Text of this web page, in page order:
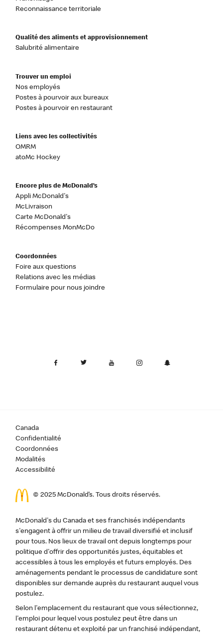
Reconnaissance territoriale
Qualité des aliments et approvisionnement
Salubrité alimentaire
Trouver un emploi
Nos employés
Postes à pourvoir aux bureaux
Postes à pourvoir en restaurant
Liens avec les collectivités
OMRM
atoMc Hockey
Encore plus de McDonald’s
Appli McDonald's
McLivraison
Carte McDonald's
Récompenses MonMcDo
Coordonnées
Foire aux questions
Relations avec les médias
Formulaire pour nous joindre
Canada
Confidentialité
Coordonnées
Modalités
Accessibilité
© 2025 McDonald’s. Tous droits réservés.
McDonald's du Canada et ses franchisés indépendants
s'engagent à offrir un milieu de travail diversifié et inclusif
pour tous. Nos lieux de travail ont depuis longtemps pour
politique d'offrir des opportunités justes, équitables et
accessibles à tous les employés et futurs employés. Des
aménagements pendant le processus de candidature sont
disponibles sur demande auprès du restaurant auquel vous
postulez.
Selon l'emplacement du restaurant que vous sélectionnez,
l'emploi pour lequel vous postulez peut être dans un
restaurant détenu et exploité par un franchisé indépendant,